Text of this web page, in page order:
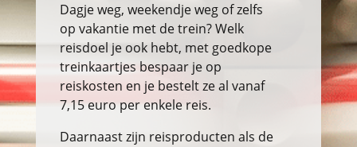
Dagje weg, weekendje weg of zelfs
op vakantie met de trein? Welk
reisdoel je ook hebt, met goedkope
treinkaartjes bespaar je op
reiskosten en je bestelt ze al vanaf
7,15 euro per enkele reis.
Daarnaast zijn reisproducten als de